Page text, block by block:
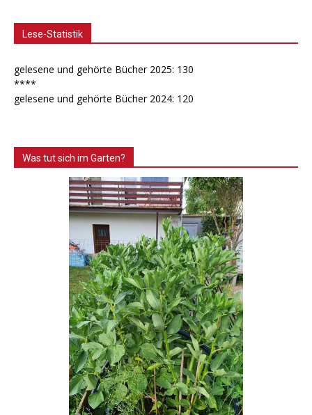
Lese-Statistik
gelesene und gehörte Bücher 2025: 130
****
gelesene und gehörte Bücher 2024: 120
Was tut sich im Garten?